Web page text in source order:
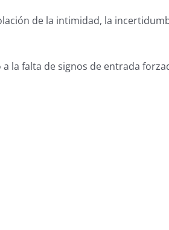
de la intimidad, la
la falta de signos de entrada